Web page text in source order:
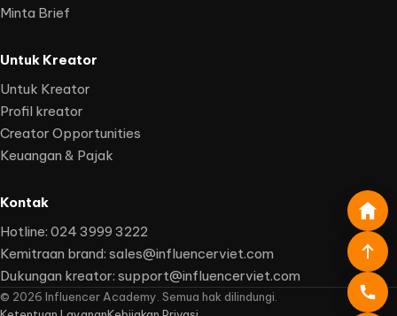
Minta Brief
Untuk Kreator
Untuk Kreator
Profil kreator
Creator Opportunities
Keuangan & Pajak
Kontak
Hotline: 024 3999 3222
Kemitraan brand: sales@influencerviet.com
Dukungan kreator: support@influencerviet.com
© 2026 Influencer Academy. Semua hak dilindungi.